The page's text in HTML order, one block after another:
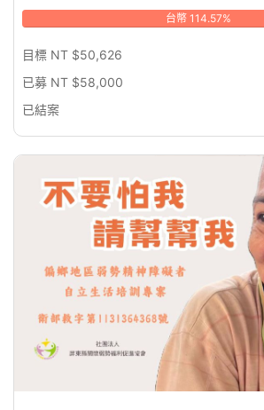
台幣 114.57%
目標 NT $50,626
已募 NT $58,000
已結案